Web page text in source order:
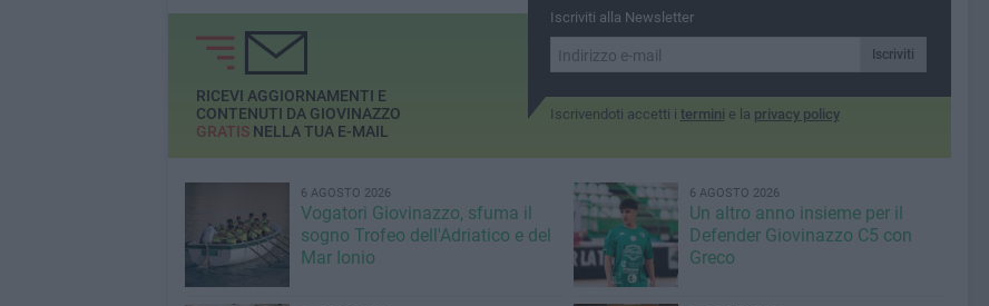
dell'operato del Governo
anche per settori chiave
Iscriviti alla Newsletter
Iscriviti
Iscrivendoti accetti i termini e la privacy policy
RICEVI AGGIORNAMENTI E
CONTENUTI DA GIOVINAZZO
GRATISNELLA TUA E-MAIL
6 AGOSTO 2026
Vogatori Giovinazzo, sfuma il
sogno Trofeo dell'Adriatico e del
Mar Ionio
6 AGOSTO 2026
Un altro anno insieme per il
Defender Giovinazzo C5 con
Greco